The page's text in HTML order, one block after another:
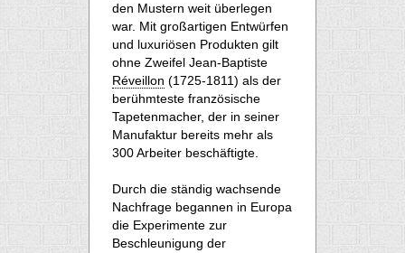
den Mustern weit überlegen
war. Mit großartigen Entwürfen
und luxuriösen Produkten gilt
ohne Zweifel Jean-Baptiste
Réveillon (1725-1811) als der
berühmteste französische
Tapetenmacher, der in seiner
Manufaktur bereits mehr als
300 Arbeiter beschäftigte.
Durch die ständig wachsende
Nachfrage begannen in Europa
die Experimente zur
Beschleunigung der